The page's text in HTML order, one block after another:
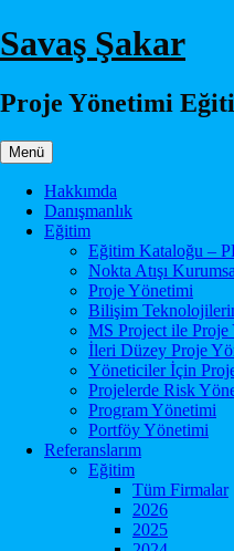
İçeriğe
atla
Savaş Şakar
Proje Yönetimi
Menü
Hakkımda
Danışmanlık
Eğitim
Eğitim Kataloğu –
Nokta Atışı
Proje Yönetimi
Bilişim
MS Project ile Proje
İleri Düzey Proje
Yöneticiler İçin
Projelerde Risk
Program Yönetimi
Portföy Yönetimi
Referanslarım
Eğitim
Tüm Firmalar
2026
2025